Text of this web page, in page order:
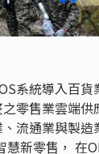
系統導入百貨
零售業雲端供
流通業與製造
慧新零售， 在